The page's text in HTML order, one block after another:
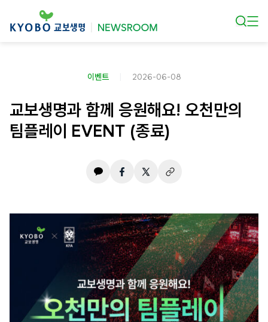
이벤트 2026-06-08
교보생명과 함께 응원해요! 오천만의
팀플레이 EVENT (종료)